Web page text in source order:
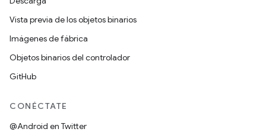
Vista previa de los objetos binarios
Imágenes de fábrica
Objetos binarios del controlador
GitHub
CONÉCTATE
@Android en Twitter